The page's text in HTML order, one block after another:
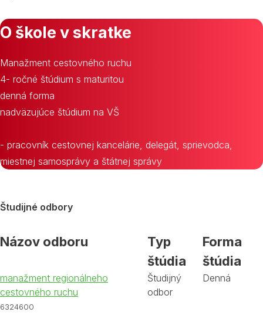
O škole v skratke
Manažment cestovného ruchu
4- ročné štúdium s maturitou
denná forma
nadväzujúce štúdium na VŠ
- pracovník cestovnej kancelárie, delegát, sprievodca,
miestnej samosprávy a štátnej správy
Študijné odbory
Názov odboru
Typ
štúdia
Forma
štúdia
manažment regionálneho
cestovného ruchu
6324600
Študijný
odbor
Denná